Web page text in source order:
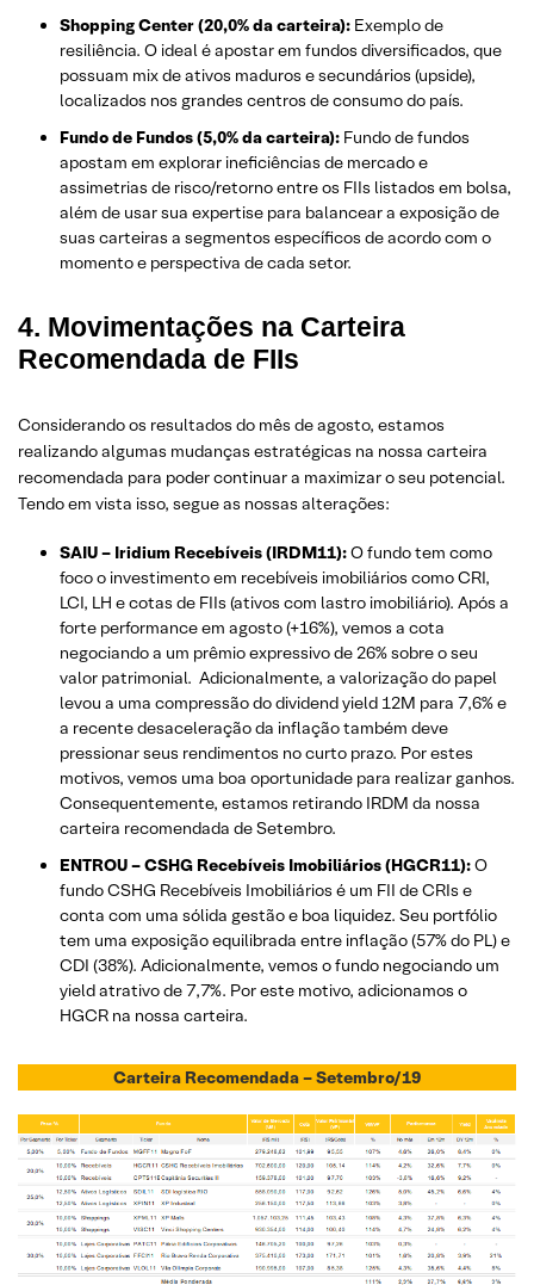
Shopping Center (20,0% da carteira): Exemplo de
resiliência. O ideal é apostar em fundos diversificados, que
possuam mix de ativos maduros e secundários (upside),
localizados nos grandes centros de consumo do país.
Fundo de Fundos (5,0% da carteira): Fundo de fundos
apostam em explorar ineficiências de mercado e
assimetrias de risco/retorno entre os FIIs listados em bolsa,
além de usar sua expertise para balancear a exposição de
suas carteiras a segmentos específicos de acordo com o
momento e perspectiva de cada setor.
4. Movimentações na Carteira
Recomendada de FIIs
Considerando os resultados do mês de agosto, estamos
realizando algumas mudanças estratégicas na nossa carteira
recomendada para poder continuar a maximizar o seu potencial.
Tendo em vista isso, segue as nossas alterações:
SAIU – Iridium Recebíveis (IRDM11):O fundo tem como
foco o investimento em recebíveis imobiliários como CRI,
LCI, LH e cotas de FIIs (ativos com lastro imobiliário). Após a
forte performance em agosto (+16%), vemos a cota
negociando a um prêmio expressivo de 26% sobre o seu
valor patrimonial. Adicionalmente, a valorização do papel
levou a uma compressão do dividend yield 12M para 7,6% e
a recente desaceleração da inflação também deve
pressionar seus rendimentos no curto prazo. Por estes
motivos, vemos uma boa oportunidade para realizar ganhos.
Consequentemente, estamos retirando IRDM da nossa
carteira recomendada de Setembro.
ENTROU – CSHG Recebíveis Imobiliários (HGCR11):O
fundo CSHG Recebíveis Imobiliários é um FII de CRIs e
conta com uma sólida gestão e boa liquidez. Seu portfólio
tem uma exposição equilibrada entre inflação (57% do PL) e
CDI (38%). Adicionalmente, vemos o fundo negociando um
yield atrativo de 7,7%. Por este motivo, adicionamos o
HGCR na nossa carteira.
Carteira Recomendada – Setembro/19